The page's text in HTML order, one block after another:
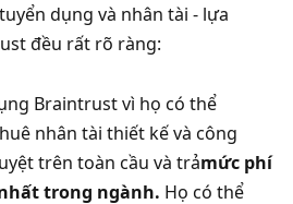
dụng và nhân tài - lựa
đều rất rõ ràng:
Braintrust vì họ có thể
nhân tài thiết kế và công
trên toàn cầu và trảmức phí
trong ngành. Họ có thể